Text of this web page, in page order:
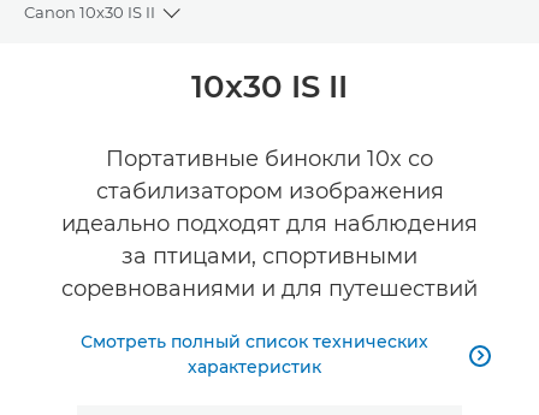
Canon 10x30 IS II
Toggle breadcrumbs
Общая информация10x30 IS II
Портативные бинокли 10x со
стабилизатором изображения
идеально подходят для наблюдения
за птицами, спортивными
соревнованиями и для путешествий
Смотреть полный список технических
характеристик
